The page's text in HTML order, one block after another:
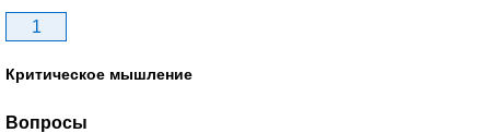
1
Критическое мышление
Вопросы